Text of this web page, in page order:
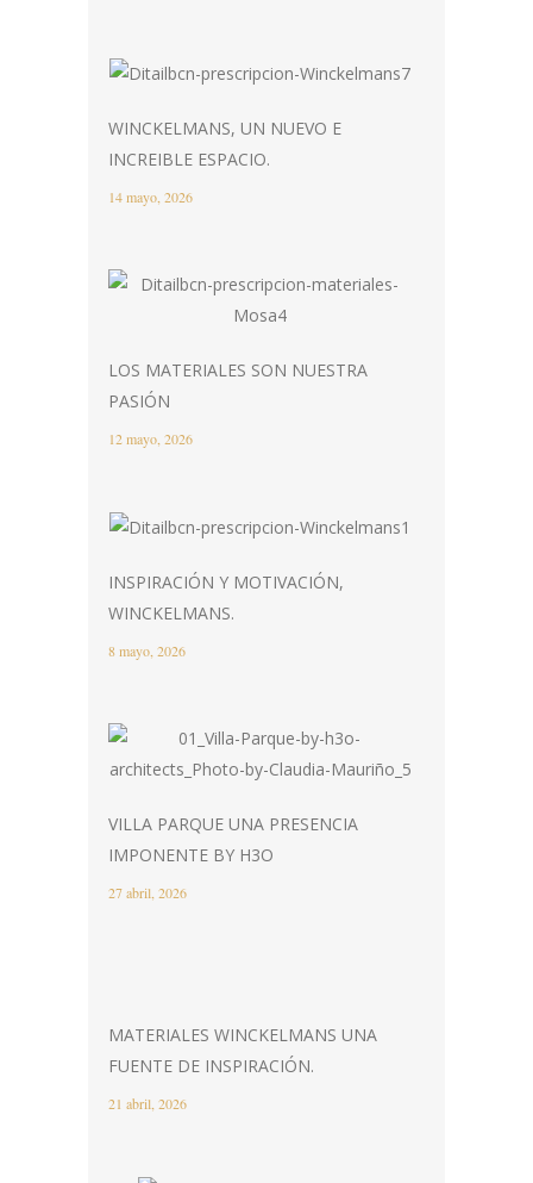
WINCKELMANS, UN NUEVO E
INCREIBLE ESPACIO.
14 mayo, 2026
LOS MATERIALES SON NUESTRA
PASIÓN
12 mayo, 2026
INSPIRACIÓN Y MOTIVACIÓN,
WINCKELMANS.
8 mayo, 2026
VILLA PARQUE UNA PRESENCIA
IMPONENTE BY H3O
27 abril, 2026
MATERIALES WINCKELMANS UNA
FUENTE DE INSPIRACIÓN.
21 abril, 2026